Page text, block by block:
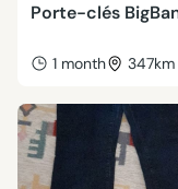
Porte-clés
1 month 347km